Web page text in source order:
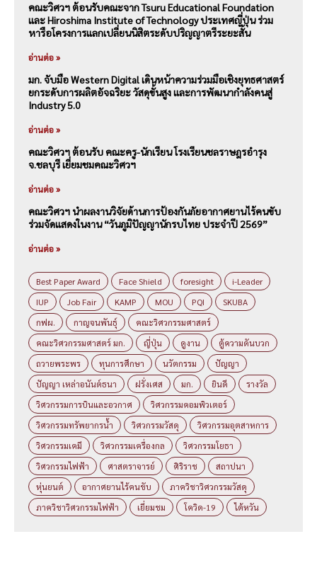
คณะวิศวฯ ต้อนรับคณะจาก Tsuru Educational Foundation
และ Hiroshima Institute of Technology ประเทศญี่ปุ่น ร่วม
หารือโครงการแลกเปลี่ยนนิสิตระดับปริญญาตรีระยะสั้น
อ่านต่อ »
มก. จับมือ Western Digital เดินหน้าความร่วมมือเชิงยุทธศาสตร์
ยกระดับการผลิตอัจฉริยะ วัสดุขั้นสูง และการพัฒนากำลังคนสู่
Industry 5.0
อ่านต่อ »
คณะวิศวฯ ต้อนรับ คณะครู-นักเรียน โรงเรียนชลราษฎรอำรุง
จ.ชลบุรี เยี่ยมชมคณะวิศวฯ
อ่านต่อ »
คณะวิศวฯ นำผลงานวิจัยด้านการป้องกันภัยอากาศยานไร้คนขับ
ร่วมจัดแสดงในงาน “วันภูมิปัญญานักรบไทย ประจำปี 2569”
อ่านต่อ »
Best Paper Award Face Shield foresight
i-Leader
IUP
Job Fair KAMP MOU PQI
SKUBA
กฟผ.
กาญจนพันธุ์
คณะวิศวกรรมศาสตร์
คณะวิศวกรรมศาสตร์ มก.
ญี่ปุ่น ดูงาน
ตู้ความดันบวก
ถวายพระพร
ทุนการศึกษา นวัตกรรม
ปัญญา
ปัญญา เหล่าอนันต์ธนา
ฝรั่งเศส มก. ยินดี
รางวัล
วิศวกรรมการบินและอวกาศ
วิศวกรรมคอมพิวเตอร์
วิศวกรรมทรัพยากรน้ำ
วิศวกรรมวัสดุ
วิศวกรรมอุตสาหการ
วิศวกรรมเคมี
วิศวกรรมเครื่องกล
วิศวกรรมโยธา
วิศวกรรมไฟฟ้า
ศาสตราจารย์ ศิริราช
สถาปนา
หุ่นยนต์
อากาศยานไร้คนขับ
ภาควิชาวิศวกรรมวัสดุ
ภาควิชาวิศวกรรมไฟฟ้า
เยี่ยมชม โควิด-19 ไต้หวัน